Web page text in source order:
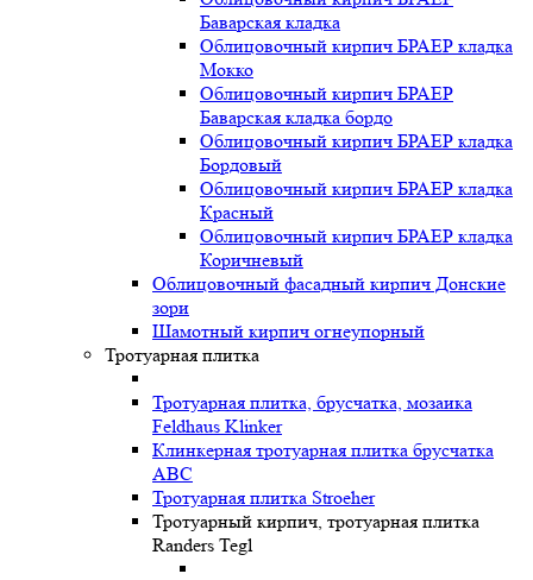
Баварская кладка
Облицовочный кирпич БРАЕР кладка
Мокко
Облицовочный кирпич БРАЕР
Баварская кладка бордо
Облицовочный кирпич БРАЕР кладка
Бордовый
Облицовочный кирпич БРАЕР кладка
Красный
Облицовочный кирпич БРАЕР кладка
Коричневый
Облицовочный фасадный кирпич Донские
зори
Шамотный кирпич огнеупорный
Тротуарная плитка
Тротуарная плитка, брусчатка, мозаика
Feldhaus Klinker
Клинкерная тротуарная плитка брусчатка
ABC
Тротуарная плитка Stroeher
Тротуарный кирпич, тротуарная плитка
Randers Tegl